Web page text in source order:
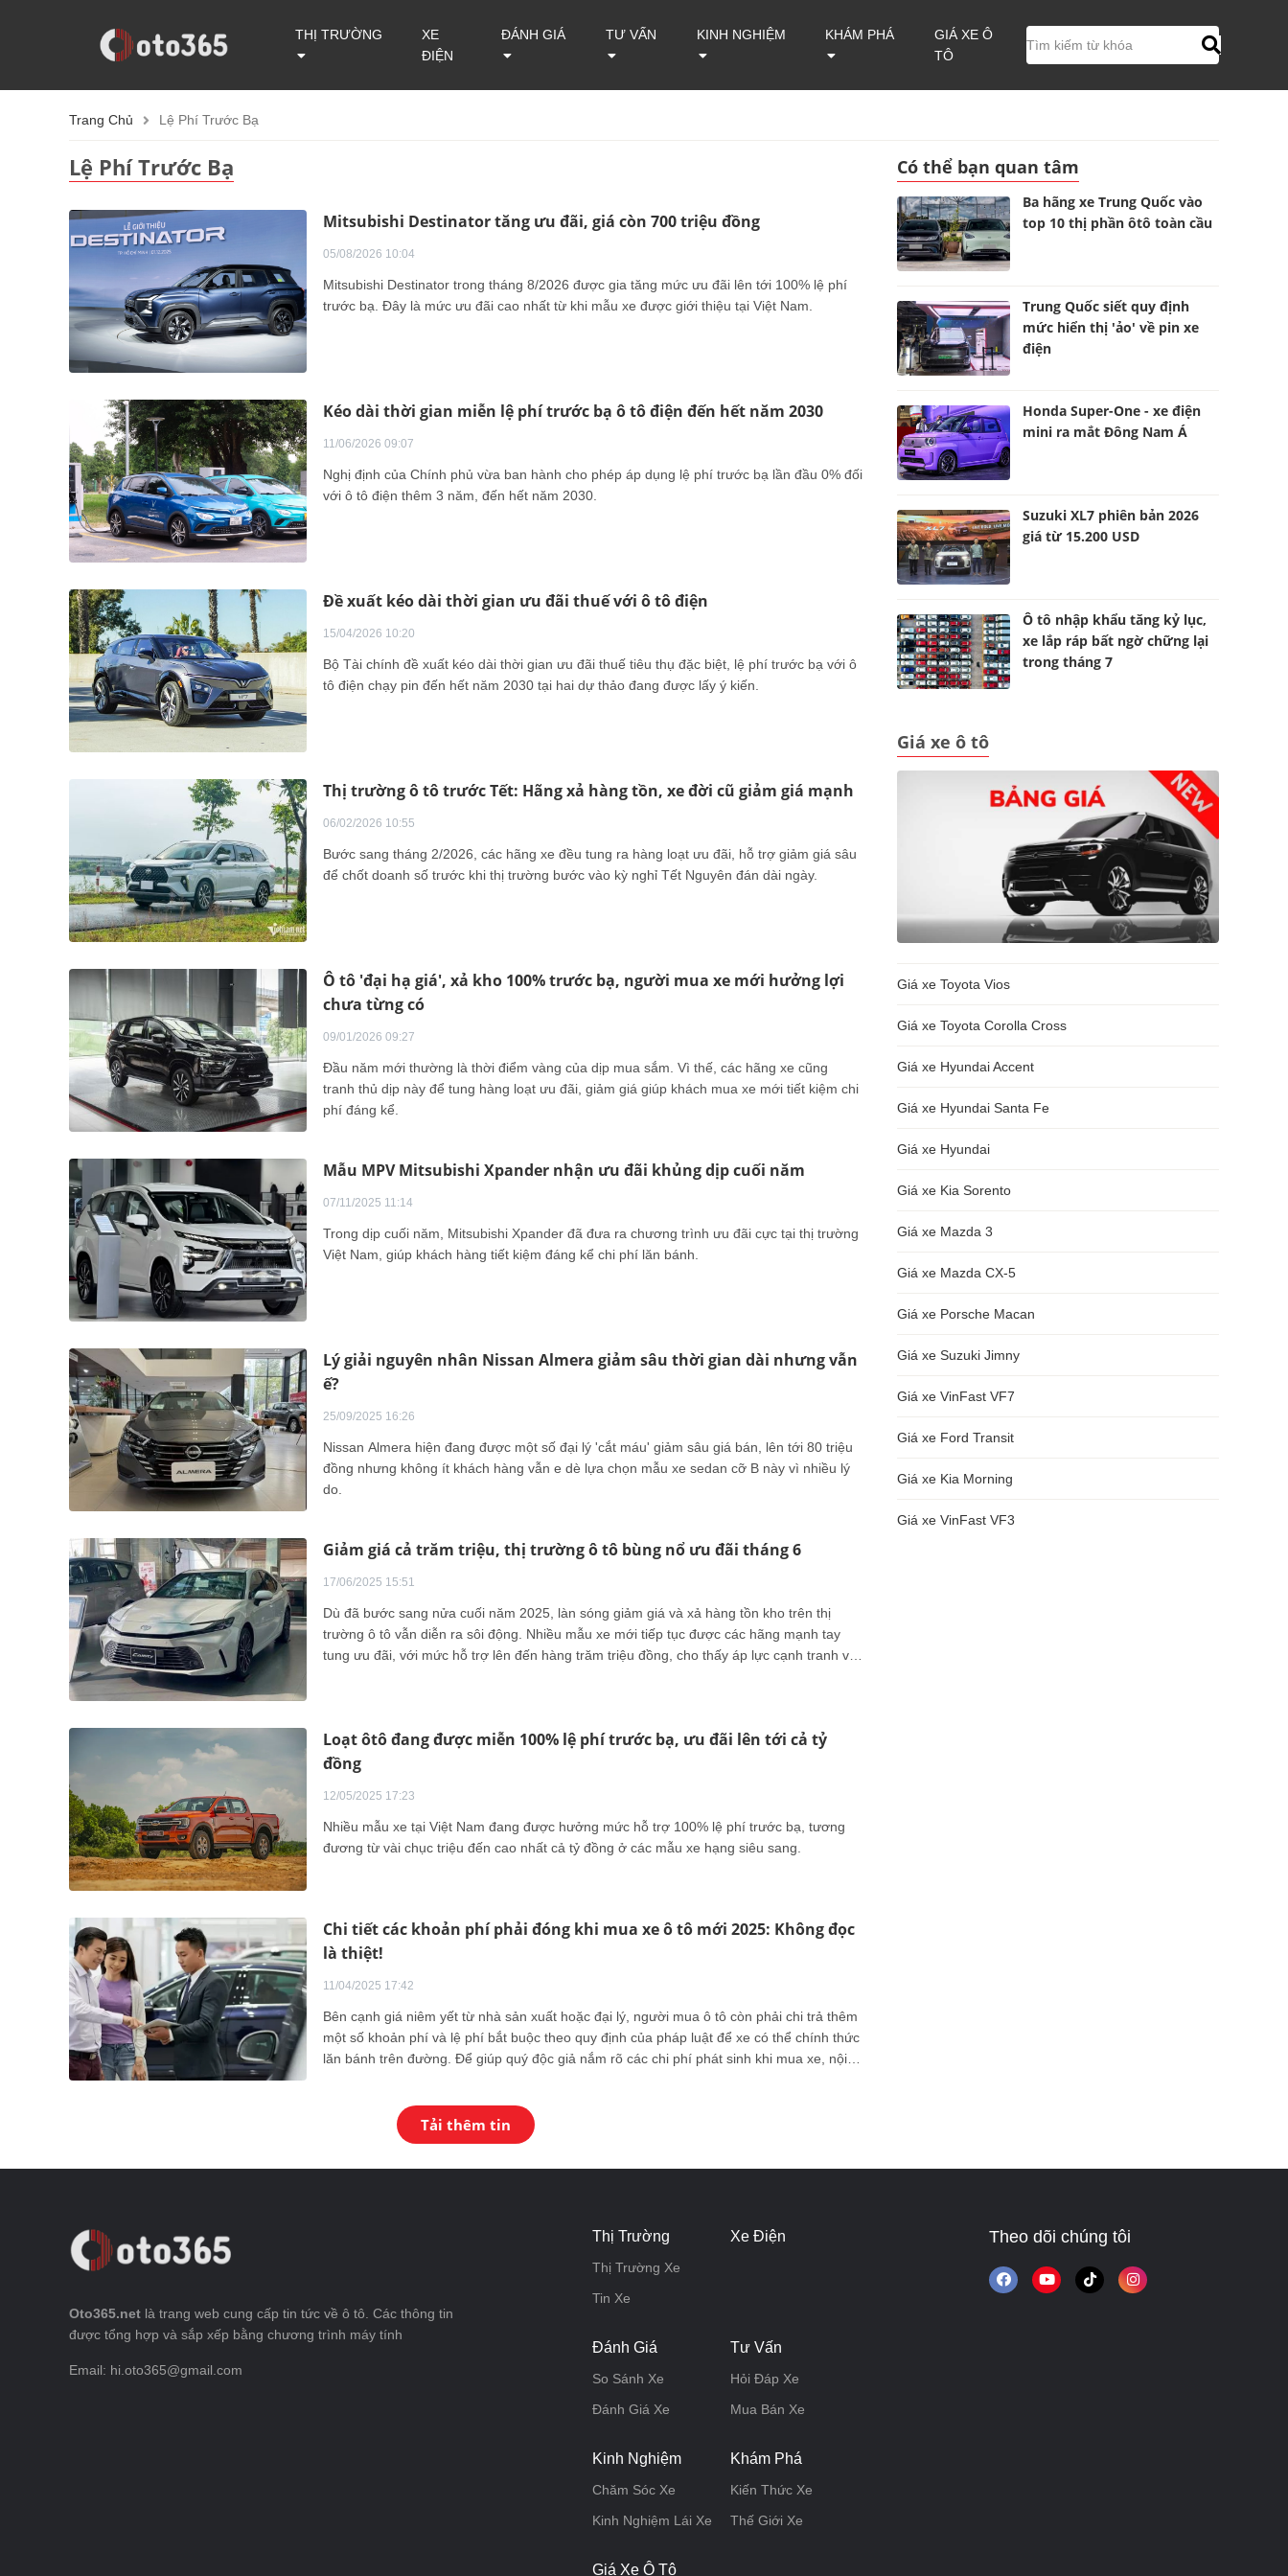
THỊ TRƯỜNG
XE
ĐIỆN
ĐÁNH GIÁ TƯ VẤN KINH NGHIỆM KHÁM PHÁ
GIÁ XE Ô
TÔ
Trang Chủ Lệ Phí Trước Bạ
Lệ Phí Trước Bạ
Mitsubishi Destinator tăng ưu đãi, giá còn 700 triệu đồng
05/08/2026 10:04
Mitsubishi Destinator trong tháng 8/2026 được gia tăng mức ưu đãi lên tới 100% lệ phí
trước bạ. Đây là mức ưu đãi cao nhất từ khi mẫu xe được giới thiệu tại Việt Nam.
Kéo dài thời gian miễn lệ phí trước bạ ô tô điện đến hết năm 2030
11/06/2026 09:07
Nghị định của Chính phủ vừa ban hành cho phép áp dụng lệ phí trước bạ lần đầu 0% đối
với ô tô điện thêm 3 năm, đến hết năm 2030.
Đề xuất kéo dài thời gian ưu đãi thuế với ô tô điện
15/04/2026 10:20
Bộ Tài chính đề xuất kéo dài thời gian ưu đãi thuế tiêu thụ đặc biệt, lệ phí trước bạ với ô
tô điện chạy pin đến hết năm 2030 tại hai dự thảo đang được lấy ý kiến.
Thị trường ô tô trước Tết: Hãng xả hàng tồn, xe đời cũ giảm giá mạnh
06/02/2026 10:55
Bước sang tháng 2/2026, các hãng xe đều tung ra hàng loạt ưu đãi, hỗ trợ giảm giá sâu
để chốt doanh số trước khi thị trường bước vào kỳ nghỉ Tết Nguyên đán dài ngày.
Ô tô 'đại hạ giá', xả kho 100% trước bạ, người mua xe mới hưởng lợi
chưa từng có
09/01/2026 09:27
Đầu năm mới thường là thời điểm vàng của dịp mua sắm. Vì thế, các hãng xe cũng
tranh thủ dịp này để tung hàng loạt ưu đãi, giảm giá giúp khách mua xe mới tiết kiệm chi
phí đáng kể.
Mẫu MPV Mitsubishi Xpander nhận ưu đãi khủng dịp cuối năm
07/11/2025 11:14
Trong dịp cuối năm, Mitsubishi Xpander đã đưa ra chương trình ưu đãi cực tại thị trường
Việt Nam, giúp khách hàng tiết kiệm đáng kể chi phí lăn bánh.
Lý giải nguyên nhân Nissan Almera giảm sâu thời gian dài nhưng vẫn
ế?
25/09/2025 16:26
Nissan Almera hiện đang được một số đại lý 'cắt máu' giảm sâu giá bán, lên tới 80 triệu
đồng nhưng không ít khách hàng vẫn e dè lựa chọn mẫu xe sedan cỡ B này vì nhiều lý
do.
Giảm giá cả trăm triệu, thị trường ô tô bùng nổ ưu đãi tháng 6
17/06/2025 15:51
Dù đã bước sang nửa cuối năm 2025, làn sóng giảm giá và xả hàng tồn kho trên thị
trường ô tô vẫn diễn ra sôi động. Nhiều mẫu xe mới tiếp tục được các hãng mạnh tay
tung ưu đãi, với mức hỗ trợ lên đến hàng trăm triệu đồng, cho thấy áp lực cạnh tranh và
Loạt ôtô đang được miễn 100% lệ phí trước bạ, ưu đãi lên tới cả tỷ
đồng
12/05/2025 17:23
Nhiều mẫu xe tại Việt Nam đang được hưởng mức hỗ trợ 100% lệ phí trước bạ, tương
đương từ vài chục triệu đến cao nhất cả tỷ đồng ở các mẫu xe hạng siêu sang.
Chi tiết các khoản phí phải đóng khi mua xe ô tô mới 2025: Không đọc
là thiệt!
11/04/2025 17:42
Bên cạnh giá niêm yết từ nhà sản xuất hoặc đại lý, người mua ô tô còn phải chi trả thêm
một số khoản phí và lệ phí bắt buộc theo quy định của pháp luật để xe có thể chính thức
lăn bánh trên đường. Để giúp quý độc giả nắm rõ các chi phí phát sinh khi mua xe, nội
Tải thêm tin
Có thể bạn quan tâm
Ba hãng xe Trung Quốc vào
top 10 thị phần ôtô toàn cầu
Trung Quốc siết quy định
mức hiển thị 'ảo' về pin xe
điện
Honda Super-One - xe điện
mini ra mắt Đông Nam Á
Suzuki XL7 phiên bản 2026
giá từ 15.200 USD
Ô tô nhập khẩu tăng kỷ lục,
xe lắp ráp bất ngờ chững lại
trong tháng 7
Giá xe ô tô
Giá xe Toyota Vios
Giá xe Toyota Corolla Cross
Giá xe Hyundai Accent
Giá xe Hyundai Santa Fe
Giá xe Hyundai
Giá xe Kia Sorento
Giá xe Mazda 3
Giá xe Mazda CX-5
Giá xe Porsche Macan
Giá xe Suzuki Jimny
Giá xe VinFast VF7
Giá xe Ford Transit
Giá xe Kia Morning
Giá xe VinFast VF3
Oto365.net là trang web cung cấp tin tức về ô tô. Các thông tin
được tổng hợp và sắp xếp bằng chương trình máy tính
Email: hi.oto365@gmail.com
Thị Trường
Thị Trường Xe
Tin Xe
Xe Điện
Đánh Giá
So Sánh Xe
Đánh Giá Xe
Tư Vấn
Hỏi Đáp Xe
Mua Bán Xe
Kinh Nghiệm
Chăm Sóc Xe
Kinh Nghiệm Lái Xe
Khám Phá
Kiến Thức Xe
Thế Giới Xe
Giá Xe Ô Tô
Theo dõi chúng tôi